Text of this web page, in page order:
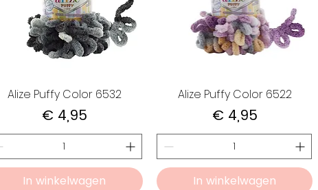
Alize Puffy Color 6532
Prijs
€ 4,95
In winkelwagen
Alize Puffy Color 6522
Prijs
€ 4,95
In winkelwagen